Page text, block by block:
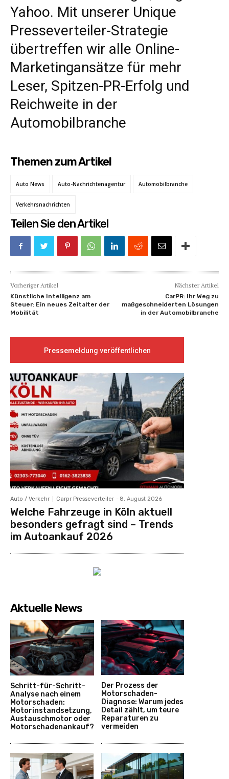
Yahoo. Mit unserer Unique
Presseverteiler-Strategie
übertreffen wir alle Online-
Marketingansätze für mehr
Leser, Spitzen-PR-Erfolg und
Reichweite in der
Automobilbranche
Themen zum Artikel
Auto News Auto-Nachrichtenagentur Automobilbranche
Verkehrsnachrichten
Teilen Sie den Artikel
Vorheriger Artikel
Künstliche Intelligenz am
Steuer: Ein neues Zeitalter der
Mobilität
Nächster Artikel
CarPR: Ihr Weg zu
maßgeschneiderten Lösungen
in der Automobilbranche
Pressemeldung veröffentlichen
Auto / Verkehr Carpr Presseverteiler - 8. August 2026
Welche Fahrzeuge in Köln aktuell
besonders gefragt sind – Trends
im Autoankauf 2026
Aktuelle News
Schritt-für-Schritt-
Analyse nach einem
Motorschaden:
Motorinstandsetzung,
Austauschmotor oder
Motorschadenankauf?
Der Prozess der
Motorschaden-
Diagnose: Warum jedes
Detail zählt, um teure
Reparaturen zu
vermeiden